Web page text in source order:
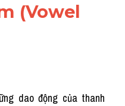
(Vowel
dao động của thanh